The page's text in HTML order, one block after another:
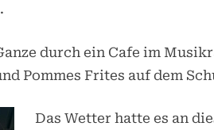
durch ein Cafe im
Pommes Frites auf dem
Das Wetter hatte es an